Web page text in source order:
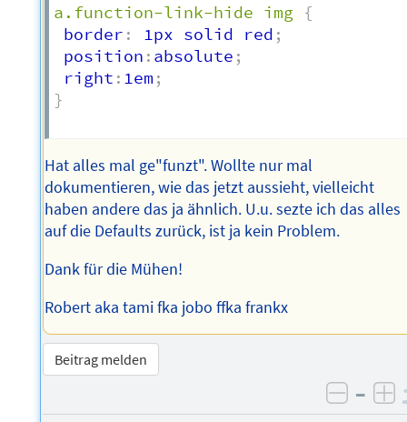
a.function-link-hide img {
border : 1px solid red ;
position : absolute ;
right : 1em ;
}
Hat alles mal ge"funzt". Wollte nur mal
dokumentieren, wie das jetzt aussieht, vielleicht
haben andere das ja ähnlich. U.u. sezte ich das alles
auf die Defaults zurück, ist ja kein Problem.
Dank für die Mühen!
Robert aka tami fka jobo ffka frankx
Beitrag melden
–